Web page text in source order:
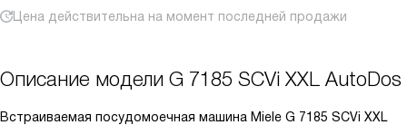
Цена действительна на момент последней продажи
Описание модели G 7185 SCVi XXL AutoDos
Встраиваемая посудомоечная машина Miele G 7185 SCVi XXL